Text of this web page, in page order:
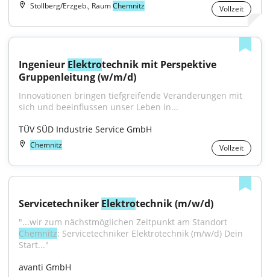
Stollberg/Erzgeb., RaumChemnitz Vollzeit
Ingenieur Elektrotechnik mit Perspektive
Gruppenleitung (w/m/d)
Innovationen bringen tiefgreifende Veränderungen mit
sich und beeinflussen unser Leben in...
TÜV SÜD Industrie Service GmbH
Chemnitz Vollzeit
Servicetechniker Elektrotechnik (m/w/d)
Chemnitz: Servicetechniker Elektrotechnik (m/w/d) Dein
Start..."
avanti GmbH